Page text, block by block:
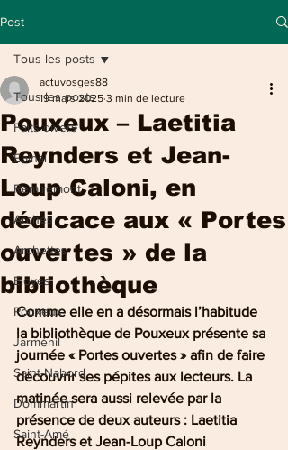
Post
Tous les posts
Faits divers
Epinal
Remiremont
Arches
Archettes
Eloyes
Pouxeux
Jarménil
Saint-Nabord
Dommartin
Saint-Amé
Tous les posts
Pouxeux – Laetitia
Reynders et Jean-
Loup Caloni, en
dédicace aux « Portes
ouvertes » de la
bibliothèque
actuvosges88
19 mars 2025 3 min de lecture
Comme elle en a désormais l’habitude
la bibliothèque de Pouxeux présente sa
journée « Portes ouvertes » afin de faire
découvrir ses pépites aux lecteurs. La
matinée sera aussi relevée par la
présence de deux auteurs : Laetitia
Reynders et Jean-Loup Caloni